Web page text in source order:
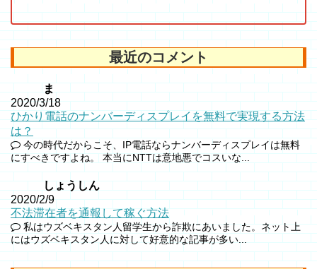
最近のコメント
ま
2020/3/18
ひかり電話のナンバーディスプレイを無料で実現する方法
は？
今の時代だからこそ、IP電話ならナンバーディスプレイは無料
にすべきですよね。 本当にNTTは意地悪でコスいな...
しょうしん
2020/2/9
不法滞在者を通報して稼ぐ方法
私はウズベキスタン人留学生から詐欺にあいました。ネット上
にはウズベキスタン人に対して好意的な記事が多い...